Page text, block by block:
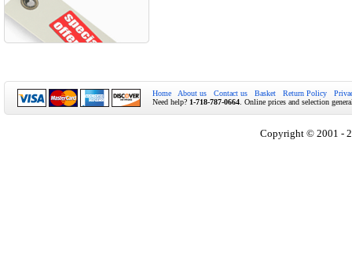
Home About us Contact us Basket Return Policy
Need help? 1-718-787-0664 . Online prices and selection
Copyright © 2001 -